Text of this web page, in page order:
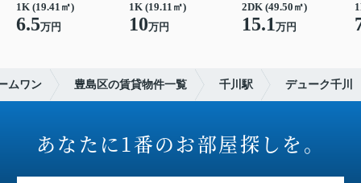
1K (19.41㎡)
6.5万円
1K (19.11㎡)
10万円
2DK (49.50㎡)
15.1万円
ムワン 豊島区の賃貸物件一覧 千川駅 デューク千川
あなたに1番のお部屋探しを。